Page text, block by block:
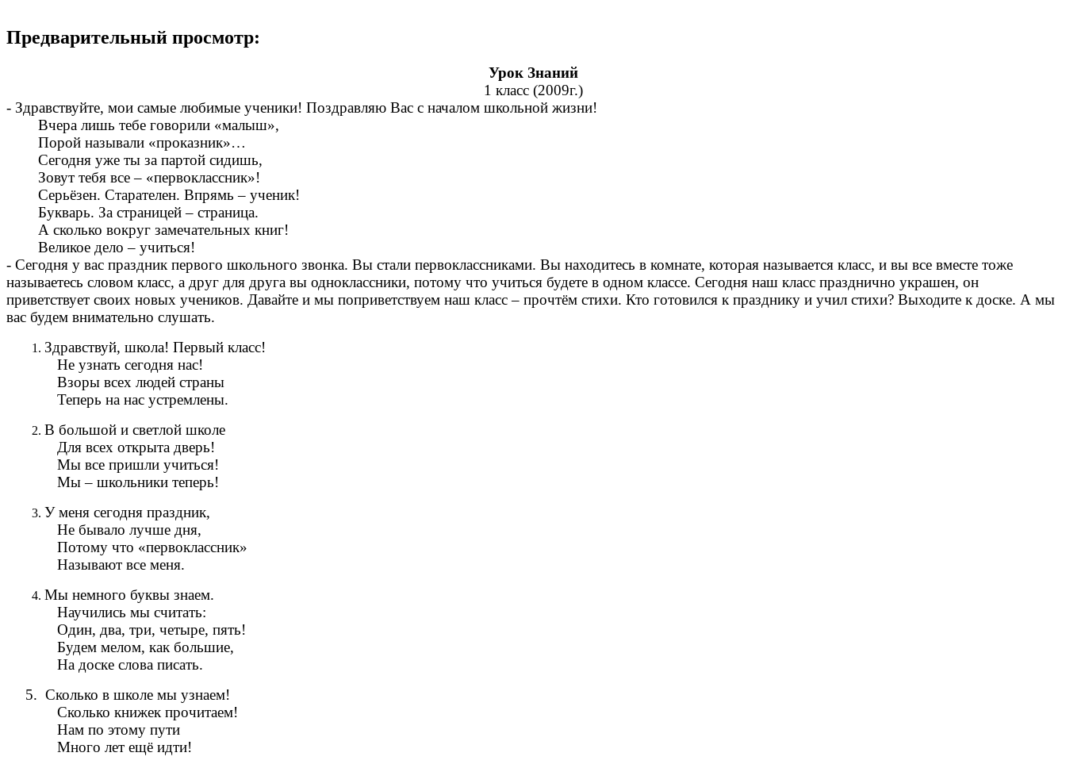
Предварительный просмотр:
Урок Знаний
1 класс (2009г.)
- Здравствуйте, мои самые любимые ученики! Поздравляю Вас с началом школьной жизни!
Вчера лишь тебе говорили «малыш»,
Порой называли «проказник»…
Сегодня уже ты за партой сидишь,
Зовут тебя все – «первоклассник»!
Серьёзен. Старателен. Впрямь – ученик!
Букварь. За страницей – страница.
А сколько вокруг замечательных книг!
Великое дело – учиться!
- Сегодня у вас праздник первого школьного звонка. Вы стали первоклассниками. Вы находитесь в комнате, которая называется класс, и вы все вместе тоже
называетесь словом класс, а друг для друга вы одноклассники, потому что учиться будете в одном классе. Сегодня наш класс празднично украшен, он
приветствует своих новых учеников. Давайте и мы поприветствуем наш класс – прочтём стихи. Кто готовился к празднику и учил стихи? Выходите к доске. А мы
вас будем внимательно слушать.
Здравствуй, школа! Первый класс!
Не узнать сегодня нас!
Взоры всех людей страны
Теперь на нас устремлены.
В большой и светлой школе
Для всех открыта дверь!
Мы все пришли учиться!
Мы – школьники теперь!
У меня сегодня праздник,
Не бывало лучше дня,
Потому что «первоклассник»
Называют все меня.
Мы немного буквы знаем.
Научились мы считать:
Один, два, три, четыре, пять!
Будем мелом, как большие,
На доске слова писать.
5. Сколько в школе мы узнаем!
Сколько книжек прочитаем!
Нам по этому пути
Много лет ещё идти!